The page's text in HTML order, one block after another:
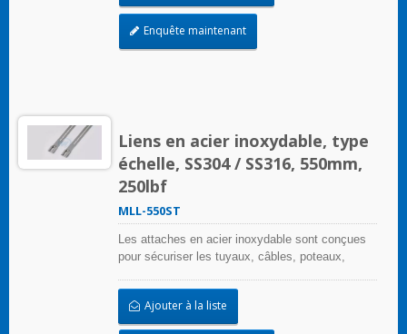
inoxydable peuvent être utilisées dans
pratiquement toutes les applications intérieures,
extérieures et souterraines.
Enquête maintenant
Liens en acier inoxydable, type
échelle, SS304 / SS316, 550mm,
250lbf
MLL-550ST
Les attaches en acier inoxydable sont conçues
pour sécuriser les tuyaux, câbles, poteaux,
environnementales difficiles peuvent nuire à
l'application de regroupement. Utilisées là où la
corrosion, les vibrations, l'altération, le
Ajouter à la liste